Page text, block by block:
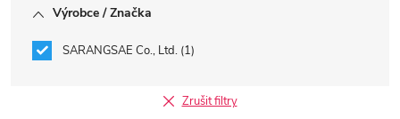
Výrobce / Značka
SARANGSAE Co., Ltd. 1
Zrušit filtry